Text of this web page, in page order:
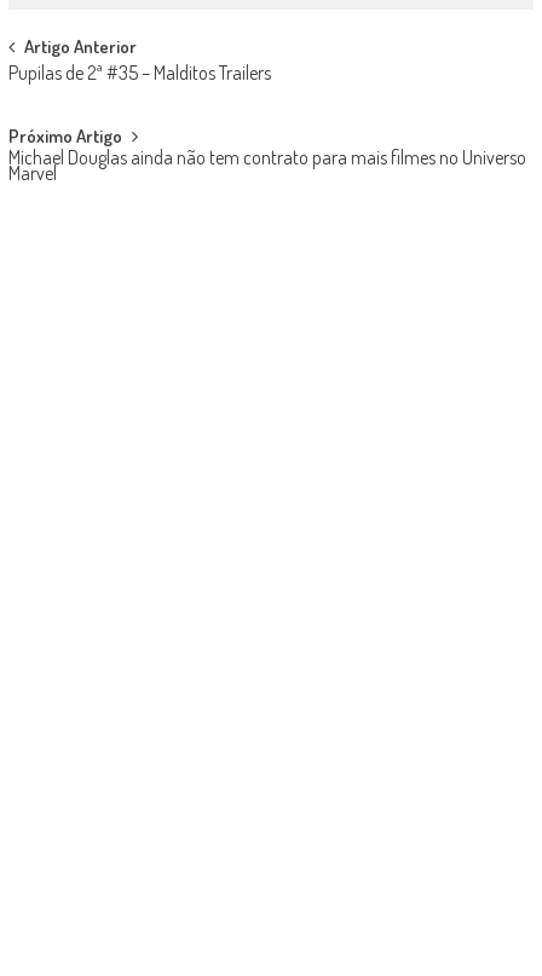
Post
navigation
Artigo Anterior
Pupilas de 2ª #35 – Malditos Trailers
Próximo Artigo
Michael Douglas ainda não tem contrato para mais filmes no Universo
Marvel